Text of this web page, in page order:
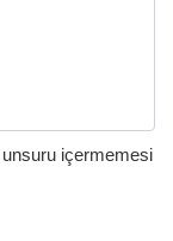
içermemesi